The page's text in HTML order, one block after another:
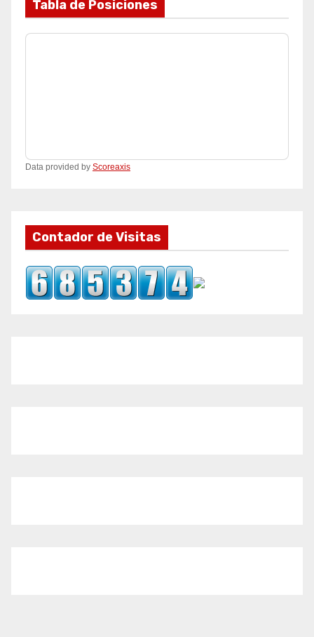
Tabla de Posiciones
Data provided by Scoreaxis
Contador de Visitas